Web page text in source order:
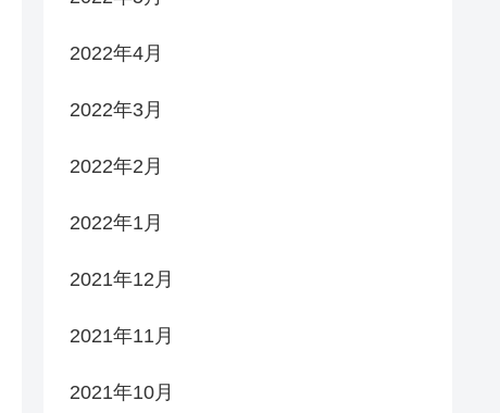
2022年4月
2022年3月
2022年2月
2022年1月
2021年12月
2021年11月
2021年10月